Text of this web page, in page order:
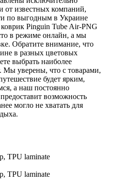
от известных компаний,
по выгодным в Украине
Pinguin Tube Air-PNG
в режиме онлайн, а мы
Обратите внимание, что
в разных цветовых
выбрать наиболее
Мы уверены, что с товарами,
будет ярким,
а наш постоянно
возможность
могло не хватать для
TPU laminate
TPU laminate